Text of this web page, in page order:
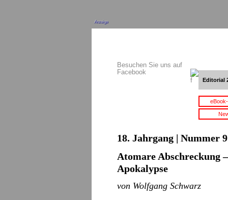
Anzeige
Besuchen Sie uns auf
Facebook
Editorial
18. Jahrgang | Nummer
Atomare Abschreckung
Apokalypse
von Wolfgang Schwarz